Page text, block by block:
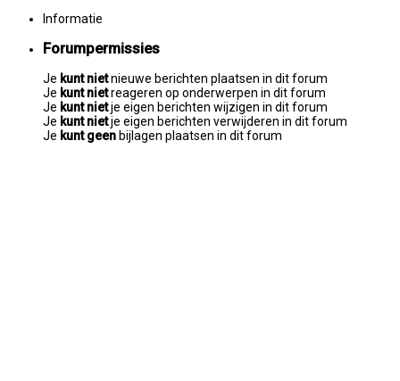
Informatie
Forumpermissies
Je kunt nietnieuwe berichten plaatsen in dit forum
Je kunt nietreageren op onderwerpen in dit forum
Je kunt nietje eigen berichten wijzigen in dit forum
Je kunt nietje eigen berichten verwijderen in dit forum
Je kunt geen bijlagen plaatsen in dit forum